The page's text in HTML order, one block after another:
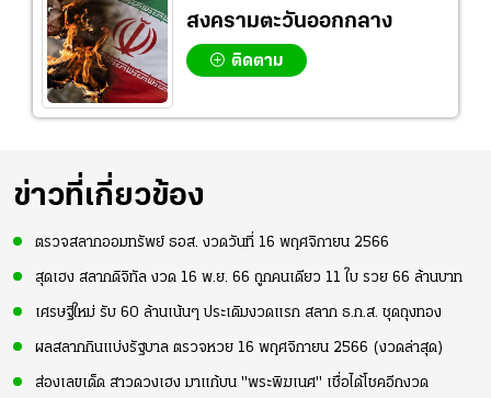
สงครามตะวันออกกลาง
ติดตาม
ข่าวที่เกี่ยวข้อง
ตรวจสลากออมทรัพย์ ธอส. งวดวันที่ 16 พฤศจิกายน 2566
สุดเฮง สลากดิจิทัล งวด 16 พ.ย. 66 ถูกคนเดียว 11 ใบ รวย 66 ล้านบาท
เศรษฐีใหม่ รับ 60 ล้านเน้นๆ ประเดิมงวดแรก สลาก ธ.ก.ส. ชุดถุงทอง
ผลสลากกินแบ่งรัฐบาล ตรวจหวย 16 พฤศจิกายน 2566 (งวดล่าสุด)
ส่องเลขเด็ด สาวดวงเฮง มาแก้บน "พระพิฆเนศ" เชื่อได้โชคอีกงวด